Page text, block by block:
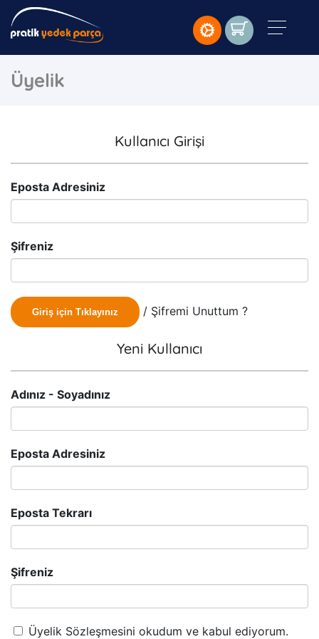
Üyelik
Kullanıcı Girişi
Eposta Adresiniz
Şifreniz
Giriş için Tıklayınız / Şifremi Unuttum ?
Yeni Kullanıcı
Adınız - Soyadınız
Eposta Adresiniz
Eposta Tekrarı
Şifreniz
Üyelik Sözleşmesini okudum ve kabul ediyorum.